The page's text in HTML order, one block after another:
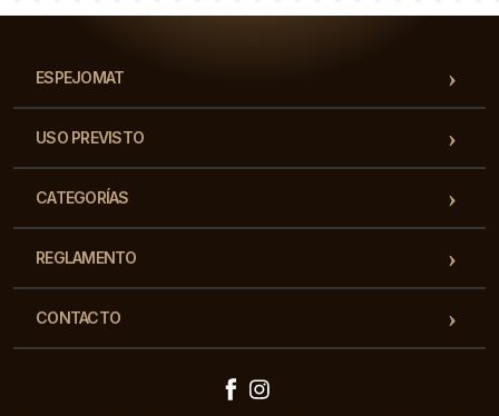
ESPEJOMAT
USO PREVISTO
CATEGORÍAS
REGLAMENTO
CONTACTO